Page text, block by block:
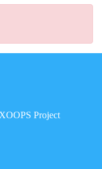
Project